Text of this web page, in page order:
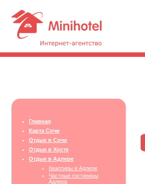
Главная
Карта Сочи
Отдых в Сочи
Отдых в Хосте
Отдых в Адлере
Квартиры в Адлере
Частные гостиницы
Адлера